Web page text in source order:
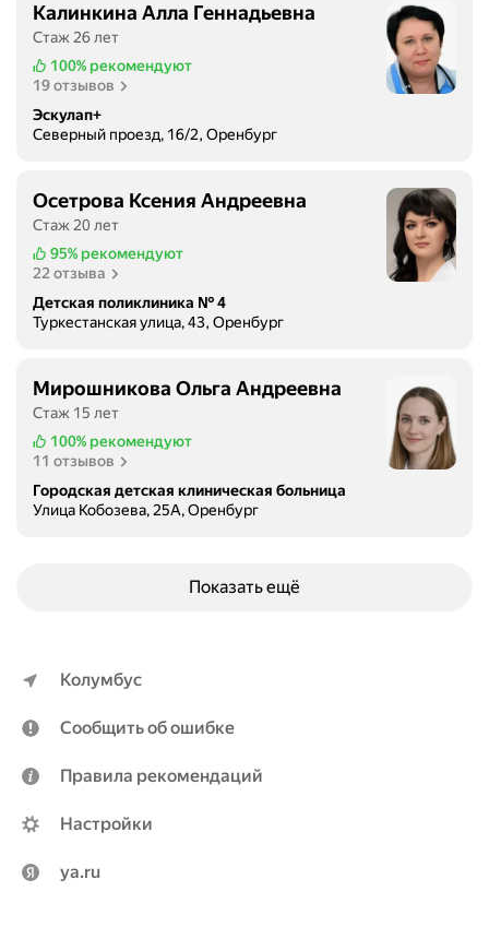
Калинкина Алла Геннадьевна
Стаж 26 лет
100% рекомендуют
19 отзывов
Эскулап+
Северный проезд, 16/2, Оренбург
Осетрова Ксения Андреевна
Стаж 20 лет
95% рекомендуют
22 отзыва
Детская поликлиника № 4
Туркестанская улица, 43, Оренбург
Мирошникова Ольга Андреевна
Стаж 15 лет
100% рекомендуют
11 отзывов
Городская детская клиническая больница
Улица Кобозева, 25А, Оренбург
Показать ещё
Колумбус
Сообщить об ошибке
Правила рекомендаций
Настройки
ya.ru